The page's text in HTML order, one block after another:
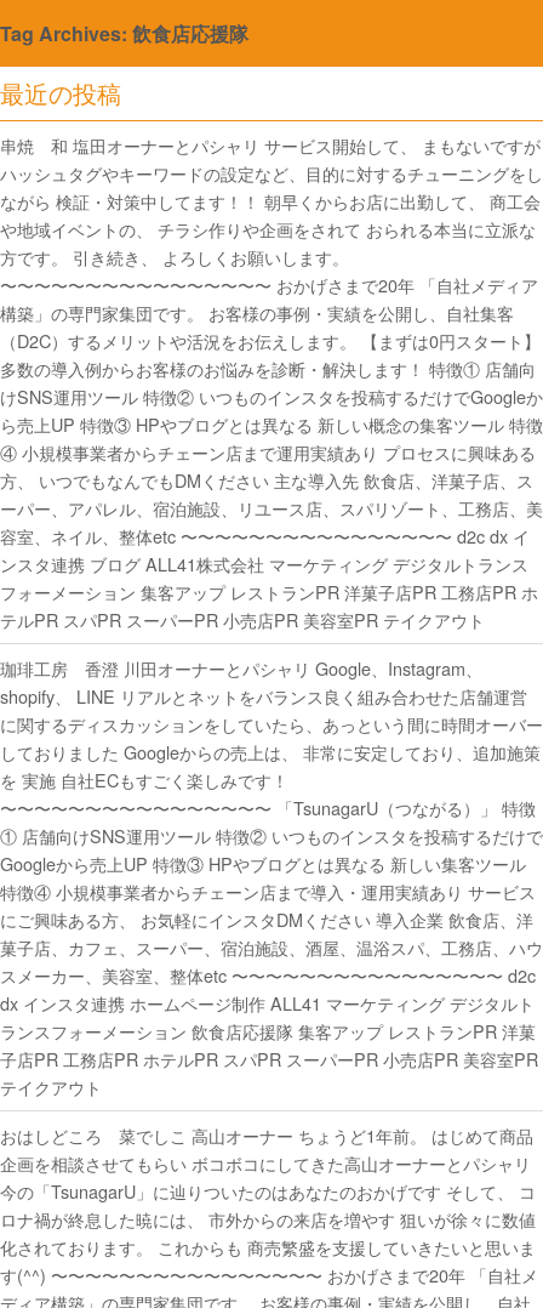
最近の投稿
串焼 和 塩田オーナーとパシャリ サービス開始して、 まもないですが
ハッシュタグやキーワードの設定など、目的に対するチューニングをし
ながら 検証・対策中してます！！ 朝早くからお店に出勤して、 商工会
や地域イベントの、 チラシ作りや企画をされて おられる本当に立派な
方です。 引き続き、 よろしくお願いします。
〜〜〜〜〜〜〜〜〜〜〜〜〜〜〜〜 おかげさまで20年 「自社メディア
構築」の専門家集団です。 お客様の事例・実績を公開し、自社集客
（D2C）するメリットや活況をお伝えします。 【まずは0円スタート】
多数の導入例からお客様のお悩みを診断・解決します！ 特徴① 店舗向
けSNS運用ツール 特徴② いつものインスタを投稿するだけでGoogleか
ら売上UP 特徴③ HPやブログとは異なる 新しい概念の集客ツール 特徴
④ 小規模事業者からチェーン店まで運用実績あり プロセスに興味ある
方、 いつでもなんでもDMください 主な導入先 飲食店、洋菓子店、ス
ーパー、アパレル、宿泊施設、リユース店、スパリゾート、工務店、美
容室、ネイル、整体etc 〜〜〜〜〜〜〜〜〜〜〜〜〜〜〜〜 d2c dx イ
ンスタ連携 ブログ ALL41株式会社 マーケティング デジタルトランス
フォーメーション 集客アップ レストランPR 洋菓子店PR 工務店PR ホ
テルPR スパPR スーパーPR 小売店PR 美容室PR テイクアウト
珈琲工房 香澄 川田オーナーとパシャリ Google、Instagram、
shopify、 LINE リアルとネットをバランス良く組み合わせた店舗運営
に関するディスカッションをしていたら、あっという間に時間オーバー
しておりました Googleからの売上は、 非常に安定しており、追加施策
を 実施 自社ECもすごく楽しみです！
〜〜〜〜〜〜〜〜〜〜〜〜〜〜〜〜 「TsunagarU（つながる）」 特徴
① 店舗向けSNS運用ツール 特徴② いつものインスタを投稿するだけで
Googleから売上UP 特徴③ HPやブログとは異なる 新しい集客ツール
特徴④ 小規模事業者からチェーン店まで導入・運用実績あり サービス
にご興味ある方、 お気軽にインスタDMください 導入企業 飲食店、洋
菓子店、カフェ、スーパー、宿泊施設、酒屋、温浴スパ、工務店、ハウ
スメーカー、美容室、整体etc 〜〜〜〜〜〜〜〜〜〜〜〜〜〜〜〜 d2c
dx インスタ連携 ホームページ制作 ALL41 マーケティング デジタルト
ランスフォーメーション 飲食店応援隊 集客アップ レストランPR 洋菓
子店PR 工務店PR ホテルPR スパPR スーパーPR 小売店PR 美容室PR
テイクアウト
おはしどころ 菜でしこ 高山オーナー ちょうど1年前。 はじめて商品
企画を相談させてもらい ボコボコにしてきた高山オーナーとパシャリ
今の「TsunagarU」に辿りついたのはあなたのおかげです そして、 コ
ロナ禍が終息した暁には、 市外からの来店を増やす️ 狙いが徐々に数値
化されております。 これからも 商売繁盛を支援していきたいと思いま
す(^^) 〜〜〜〜〜〜〜〜〜〜〜〜〜〜〜〜 おかげさまで20年 「自社メ
ディア構築」の専門家集団です。 お客様の事例・実績を公開し、自社
Tag Archives: 飲食店応援隊